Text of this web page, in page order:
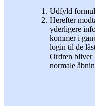
Udfyld
Herefter
yderligere
kommer i
login til de
Ordren bliver
normale